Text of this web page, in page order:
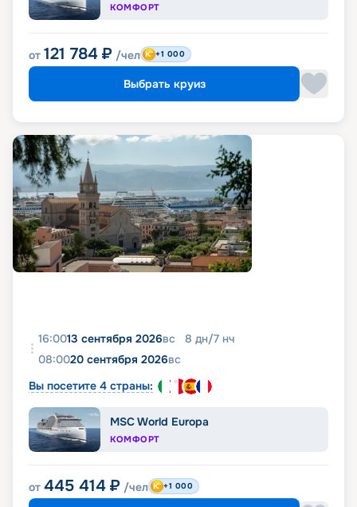
КОМФОРТ
от 121 784 ₽ /чел +1 000
Выбрать круиз
16:0013 сентября 2026вс 8 дн/7 нч
08:0020 сентября 2026вс
Вы посетите 4 страны:
MSC World Europa
КОМФОРТ
от 445 414 ₽ /чел +1 000